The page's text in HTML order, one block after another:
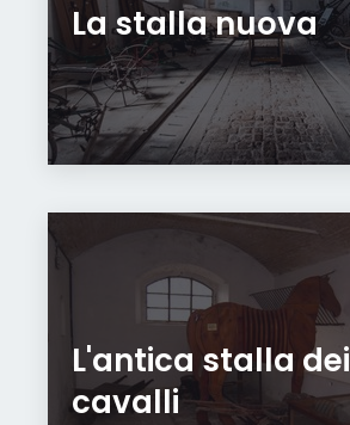
La stalla nuova
L'antica stalla dei
cavalli